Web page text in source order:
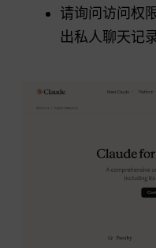
请询问访问权
出私人聊天记